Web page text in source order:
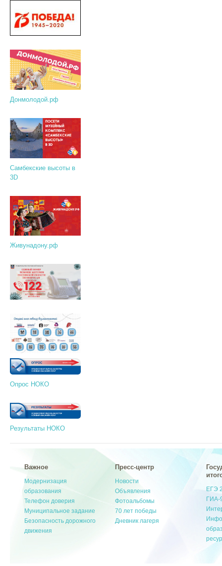
Донмолодой.рф
Самбекские высоты в
3D
Живунадону.рф
Опрос НОКО
Результаты НОКО
Важное
Модернизация
образования
Телефон доверия
Муниципальное задание
Безопасность дорожного
движения
Пресс-центр
Новости
Объявления
Фотоальбомы
70 лет победы
Дневник лагеря
ЕГЭ
ГИА-